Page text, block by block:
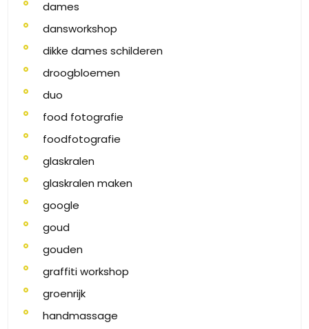
dames
dansworkshop
dikke dames schilderen
droogbloemen
duo
food fotografie
foodfotografie
glaskralen
glaskralen maken
google
goud
gouden
graffiti workshop
groenrijk
handmassage